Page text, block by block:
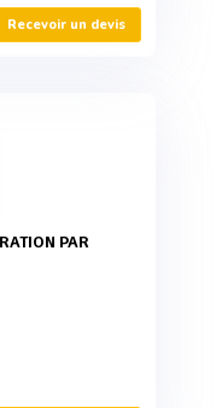
Recevoir un devis